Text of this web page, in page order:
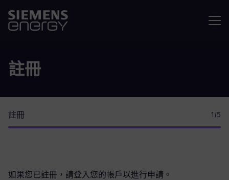
註冊
註冊 1 /5
如果您已註冊，請登入您的帳戶以進行申請。